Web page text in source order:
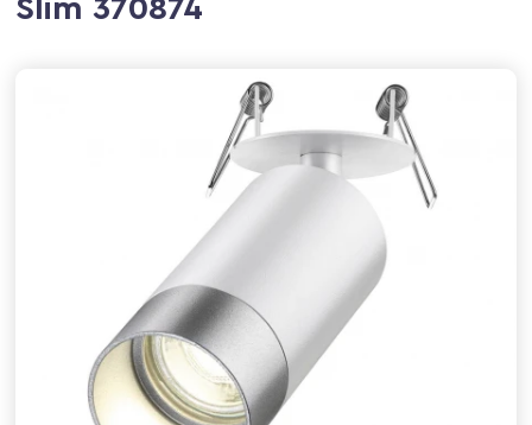
Slim 370874